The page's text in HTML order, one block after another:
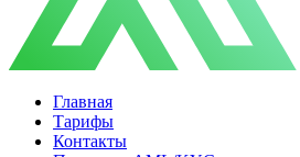
Главная
Тарифы
Контакты